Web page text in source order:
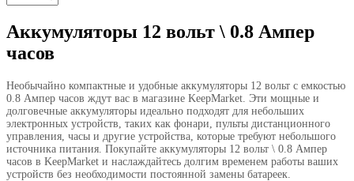
Аккумуляторы 12 вольт \ 0.8 Ампер
часов
Необычайно компактные и удобные аккумуляторы 12 вольт с емкостью
0.8 Ампер часов ждут вас в магазине KeepMarket. Эти мощные и
долговечные аккумуляторы идеально подходят для небольших
электронных устройств, таких как фонари, пульты дистанционного
управления, часы и другие устройства, которые требуют небольшого
источника питания. Покупайте аккумуляторы 12 вольт \ 0.8 Ампер
часов в KeepMarket и наслаждайтесь долгим временем работы ваших
устройств без необходимости постоянной замены батареек.